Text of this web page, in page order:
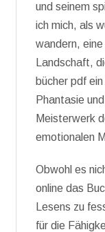
und seinem
ich mich, als
wandern,
Landschaft,
bücher pdf
Phantasie
Meisterwerk
emotionalen
Obwohl es
online das
Lesens zu
für die